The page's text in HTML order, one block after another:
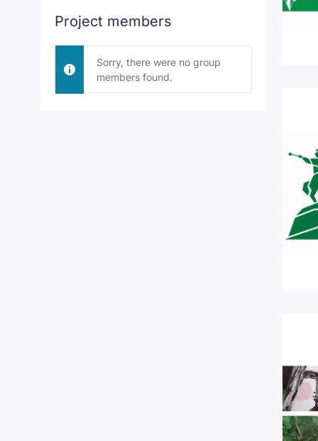
Project members
Sorry, there were no group
members found.